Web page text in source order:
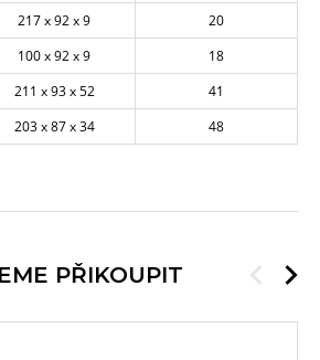
217 x 92 x 9
20
100 x 92 x 9
18
211 x 93 x 52
41
203 x 87 x 34 48
PŘIKOUPIT